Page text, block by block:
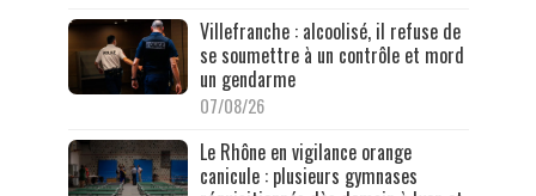
Villefranche : alcoolisé, il refuse de
se soumettre à un contrôle et mord
un gendarme
07/08/26
Le Rhône en vigilance orange
canicule : plusieurs gymnases